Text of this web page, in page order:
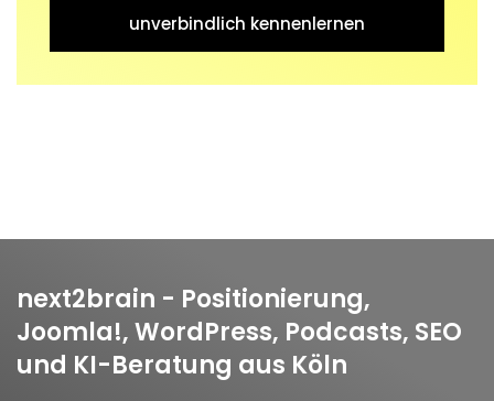
unverbindlich kennenlernen
next2brain - Positionierung,
Joomla!, WordPress, Podcasts, SEO
und KI-Beratung aus Köln